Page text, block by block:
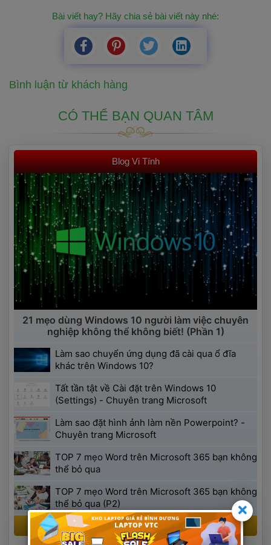
Bài viết hay? Hãy chia sẻ bài viết này nhé:
Bình luận từ khách hàng
CÓ THỂ BẠN QUAN TÂM
Blog Vi Tính
21 mẹo dùng Windows 10 người làm việc chuyên
nghiệp không thể không biết! (Phần 1)
Làm sao chuyển ứng dụng đã cài qua ổ đĩa
khác trên Windows 10?
Tất tần tật về Cài đặt trên Windows 10
(Settings) - Chuyên trang Microsoft
Làm sao đặt hình ảnh làm nền Powerpoint? -
Chuyên trang Microsoft
TOP 7 mẹo Word trên Microsoft 365 bạn không
thể bỏ qua
TOP 7 mẹo Word trên Microsoft 365 bạn không
thể bỏ qua (P2)
Xem thêm